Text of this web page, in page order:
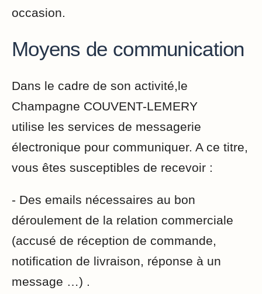
occasion.
Moyens de communication
Dans le cadre de son activité,le
Champagne COUVENT-LEMERY
utilise les services de messagerie
électronique pour communiquer. A ce titre,
vous êtes susceptibles de recevoir :
- Des emails nécessaires au bon
déroulement de la relation commerciale
(accusé de réception de commande,
notification de livraison, réponse à un
message …) .